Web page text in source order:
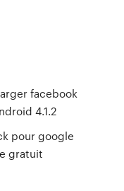
facebook
4.1.2
pour google
gratuit